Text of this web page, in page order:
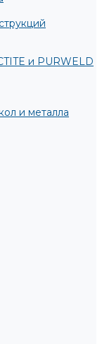
и PURWELD
и металла